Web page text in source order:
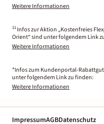
Weitere Informationen
11 Infos zur Aktion „Kostenfreies
Orient“ sind unter folgendem Link
Weitere Informationen
*Infos zum Kundenportal-
unter folgendem Link zu finden:
Weitere Informationen
ImpressumAGBDatenschutz